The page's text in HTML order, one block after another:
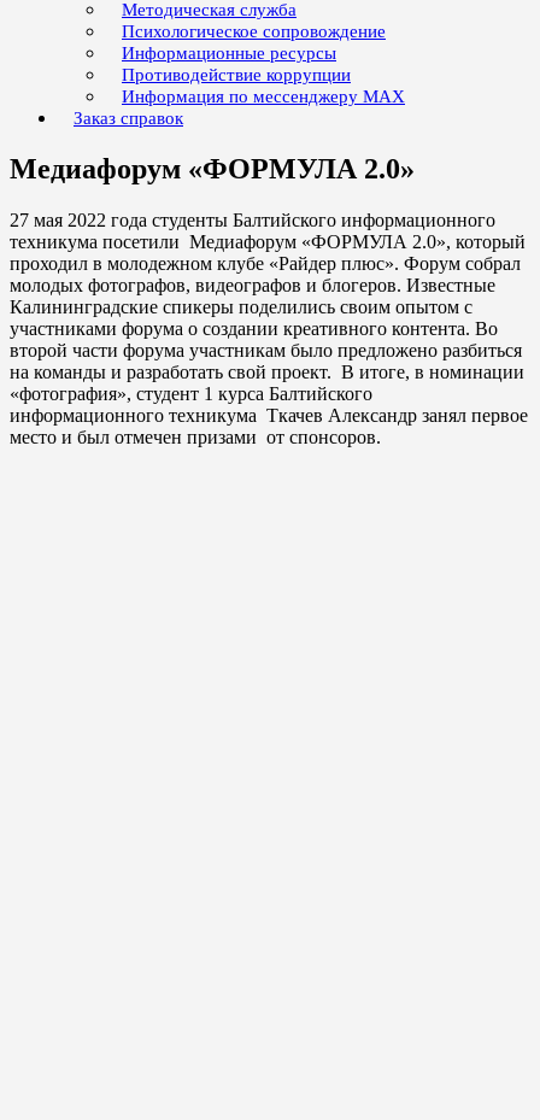
Методическая служба
Психологическое сопровождение
Информационные ресурсы
Противодействие коррупции
Информация по мессенджеру MAX
Заказ справок
Медиафорум «ФОРМУЛА 2.0»
27 мая 2022 года студенты Балтийского информационного
техникума посетили Медиафорум «ФОРМУЛА 2.0», который
проходил в молодежном клубе «Райдер плюс». Форум собрал
молодых фотографов, видеографов и блогеров. Известные
Калининградские спикеры поделились своим опытом с
участниками форума о создании креативного контента. Во
второй части форума участникам было предложено разбиться
на команды и разработать свой проект. В итоге, в номинации
«фотография», студент 1 курса Балтийского
информационного техникума Ткачев Александр занял первое
место и был отмечен призами от спонсоров.